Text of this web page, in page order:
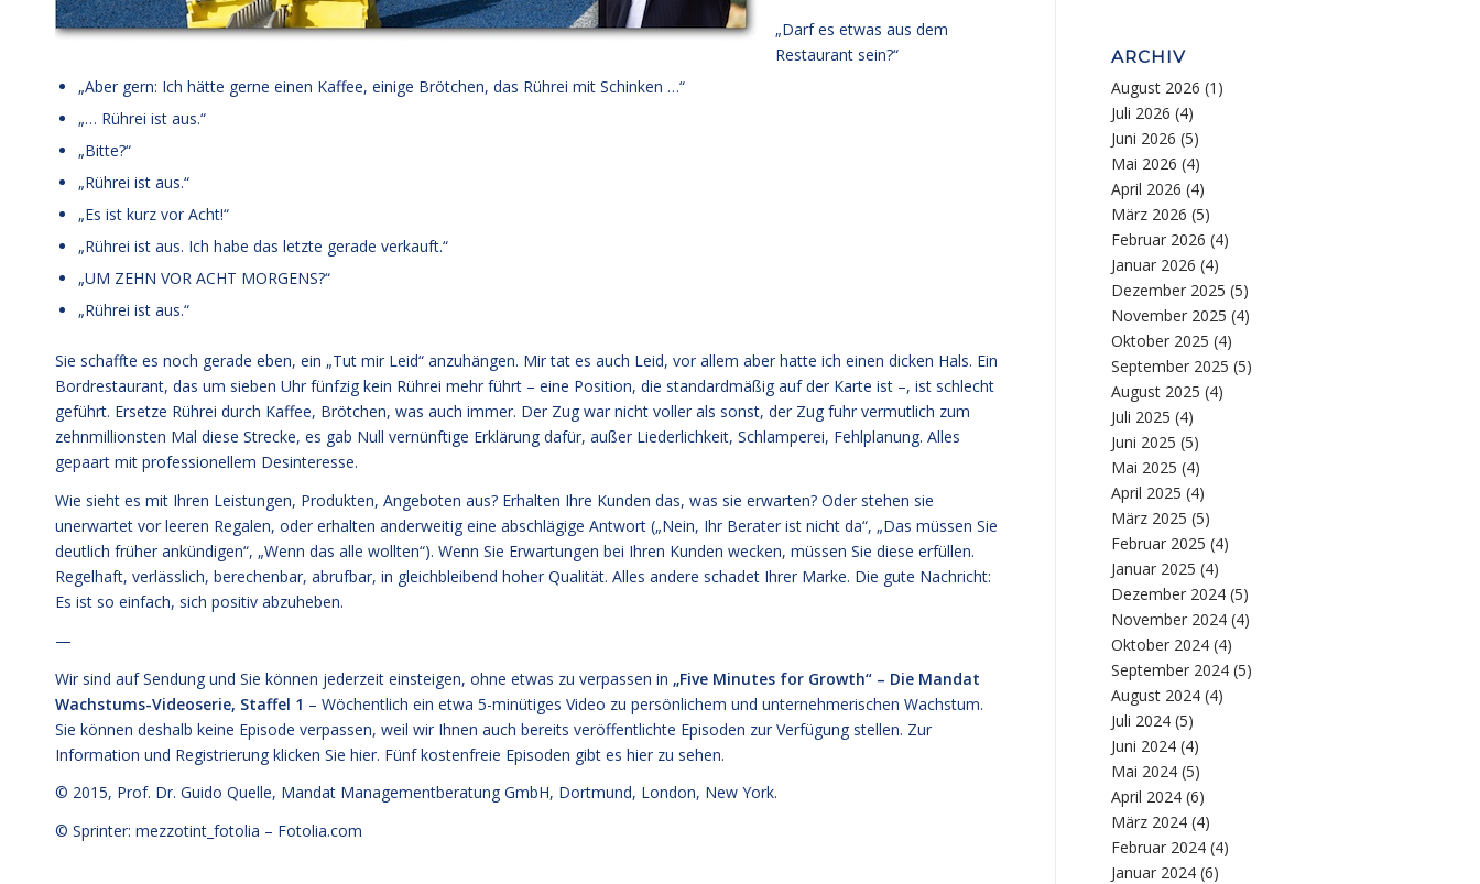
„Darf es etwas aus dem
Restaurant sein?“
„Aber gern: Ich hätte gerne einen Kaffee, einige Brötchen, das Rührei mit Schinken …“
„… Rührei ist aus.“
„Bitte?“
„Rührei ist aus.“
„Es ist kurz vor Acht!“
„Rührei ist aus. Ich habe das letzte gerade verkauft.“
„UM ZEHN VOR ACHT MORGENS?“
„Rührei ist aus.“
Sie schaffte es noch gerade eben, ein „Tut mir Leid“ anzuhängen. Mir tat es auch Leid, vor allem aber hatte ich einen dicken Hals. Ein
Bordrestaurant, das um sieben Uhr fünfzig kein Rührei mehr führt – eine Position, die standardmäßig auf der Karte ist –, ist schlecht
geführt. Ersetze Rührei durch Kaffee, Brötchen, was auch immer. Der Zug war nicht voller als sonst, der Zug fuhr vermutlich zum
zehnmillionsten Mal diese Strecke, es gab Null vernünftige Erklärung dafür, außer Liederlichkeit, Schlamperei, Fehlplanung. Alles
gepaart mit professionellem Desinteresse.
Wie sieht es mit Ihren Leistungen, Produkten, Angeboten aus? Erhalten Ihre Kunden das, was sie erwarten? Oder stehen sie
unerwartet vor leeren Regalen, oder erhalten anderweitig eine abschlägige Antwort („Nein, Ihr Berater ist nicht da“, „Das müssen Sie
deutlich früher ankündigen“, „Wenn das alle wollten“). Wenn Sie Erwartungen bei Ihren Kunden wecken, müssen Sie diese erfüllen.
Regelhaft, verlässlich, berechenbar, abrufbar, in gleichbleibend hoher Qualität. Alles andere schadet Ihrer Marke. Die gute Nachricht:
Es ist so einfach, sich positiv abzuheben.
—
Wir sind auf Sendung und Sie können jederzeit einsteigen, ohne etwas zu verpassen in „Five Minutes for Growth“ – Die Mandat
Wachstums-Videoserie, Staffel 1 – Wöchentlich ein etwa 5-minütiges Video zu persönlichem und unternehmerischen Wachstum.
Sie können deshalb keine Episode verpassen, weil wir Ihnen auch bereits veröffentlichte Episoden zur Verfügung stellen. Zur
Information und Registrierung klicken Sie hier. Fünf kostenfreie Episoden gibt es hier zu sehen.
© 2015, Prof. Dr. Guido Quelle, Mandat Managementberatung GmbH, Dortmund, London, New York.
© Sprinter: mezzotint_fotolia – Fotolia.com
ARCHIV
August 2026 (1)
Juli 2026 (4)
Juni 2026 (5)
Mai 2026 (4)
April 2026 (4)
März 2026 (5)
Februar 2026 (4)
Januar 2026 (4)
Dezember 2025 (5)
November 2025 (4)
Oktober 2025 (4)
September 2025 (5)
August 2025 (4)
Juli 2025 (4)
Juni 2025 (5)
Mai 2025 (4)
April 2025 (4)
März 2025 (5)
Februar 2025 (4)
Januar 2025 (4)
Dezember 2024 (5)
November 2024 (4)
Oktober 2024 (4)
September 2024 (5)
August 2024 (4)
Juli 2024 (5)
Juni 2024 (4)
Mai 2024 (5)
April 2024 (6)
März 2024 (4)
Februar 2024 (4)
Januar 2024 (6)